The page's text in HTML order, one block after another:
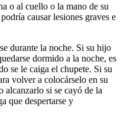
o al cuello o la mano de su
causar lesiones graves e
durante la noche. Si su hijo
dormido a la noche, es
se le caiga el chupete. Si su
volver a colocárselo en su
alcanzarlo si se cayó de la
que despertarse y